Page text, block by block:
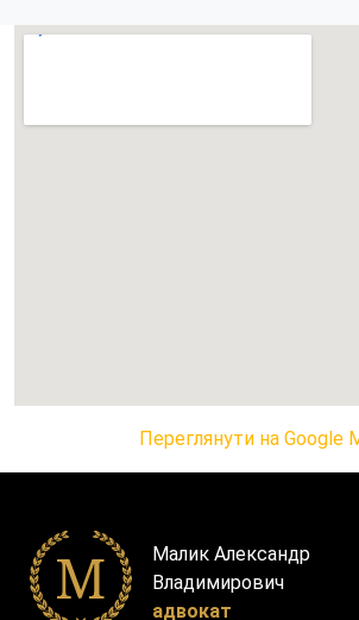
Переглянути на Google
Малик Александр
Владимирович
адвокат